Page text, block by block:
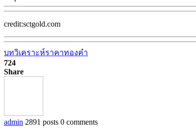
credit:sctgold.com
บทวิเคราะห์ราคาทองคำ
724
Share
admin 2891 posts 0 comments